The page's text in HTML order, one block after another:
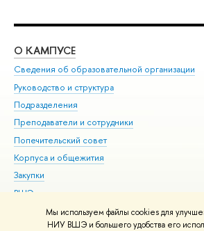
Мы используем файлы cookies для
НИУ ВШЭ и большего удобства его
О КАМПУСЕ
Сведения об образовательной организации
Руководство и структура
Подразделения
Преподаватели и сотрудники
Попечительский совет
Корпуса и общежития
Закупки
ВШЭ для студентов с ограниченными
здоровья и инвалидностью
Версия для слабовидящих